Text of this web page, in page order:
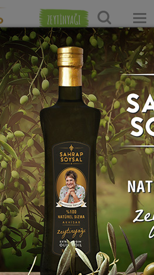
ZEYTİNYAĞI
Şerbetli Tatlı Tarifleri
Video